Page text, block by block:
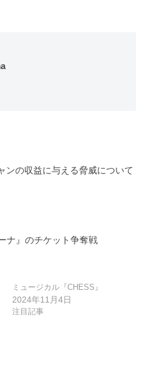
ンの収益に与える脅威について
ナ』のチケット争奪戦
ミュージカル『CHESS』
2024年11月4日
注目記事